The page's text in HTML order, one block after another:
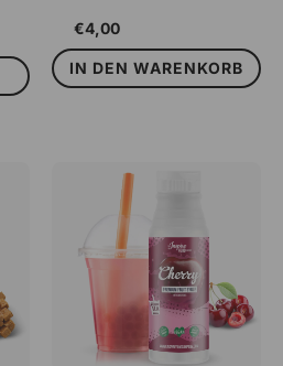
€4,00
IN DEN WARENKORB